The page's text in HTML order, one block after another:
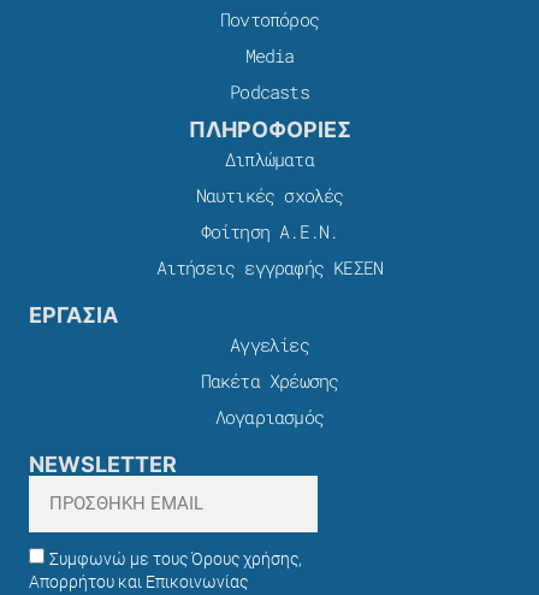
Ποντοπόρος
Media
Podcasts
ΠΛΗΡΟΦΟΡΙΕΣ
Διπλώματα
Ναυτικές σχολές
Φοίτηση Α.Ε.Ν.
Αιτήσεις εγγραφής ΚΕΣΕΝ
ΕΡΓΑΣΙΑ
Αγγελίες
Πακέτα Χρέωσης​
Λογαριασμός
NEWSLETTER
Συμφωνώ με τους Όρους χρήσης,
Απορρήτου και Επικοινωνίας